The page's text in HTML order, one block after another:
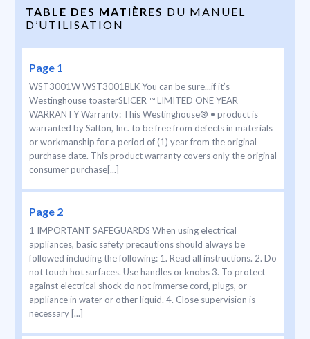
TABLE DES MATIÈRES DU MANUEL
D’UTILISATION
Page 1
WST3001W WST3001BLK You can be sure...if it’s
Westinghouse toasterSLICER ™ LIMITED ONE YEAR
WARRANTY Warranty: This Westinghouse® • product is
warranted by Salton, Inc. to be free from defects in materials
or workmanship for a period of (1) year from the original
purchase date. This product warranty covers only the original
consumer purchase[...]
Page 2
1 IMPORTANT SAFEGUARDS When using electrical
appliances, basic safety precautions should always be
followed including the following: 1. Read all instructions. 2. Do
not touch hot surfaces. Use handles or knobs 3. To protect
against electrical shock do not immerse cord, plugs, or
appliance in water or other liquid. 4. Close supervision is
necessary [...]